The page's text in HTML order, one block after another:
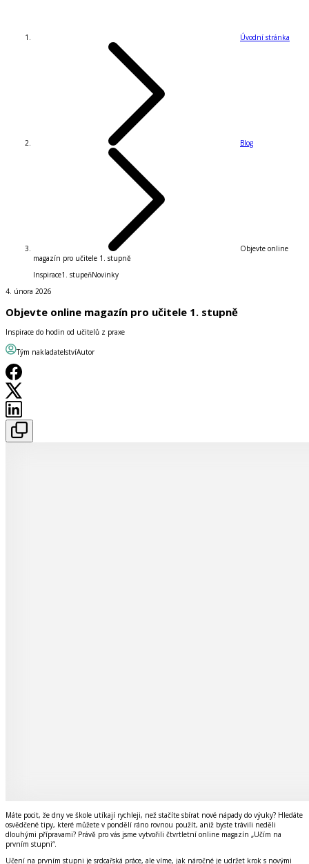
Úvodní stránka
Blog
Objevte online
magazín pro učitele 1. stupně
Inspirace1. stupeňNovinky
4. února 2026
Objevte online magazín pro učitele 1. stupně
Inspirace do hodin od učitelů z praxe
Tým nakladatelstvíAutor
Máte pocit, že dny ve škole utíkají rychleji, než stačíte sbírat nové nápady do výuky? Hledáte
osvědčené tipy, které můžete v pondělí ráno rovnou použít, aniž byste trávili neděli
dlouhými přípravami? Právě pro vás jsme vytvořili čtvrtletní online magazín „Učím na
prvním stupni“.
Učení na prvním stupni je srdcařská práce, ale víme, jak náročné je udržet krok s novými